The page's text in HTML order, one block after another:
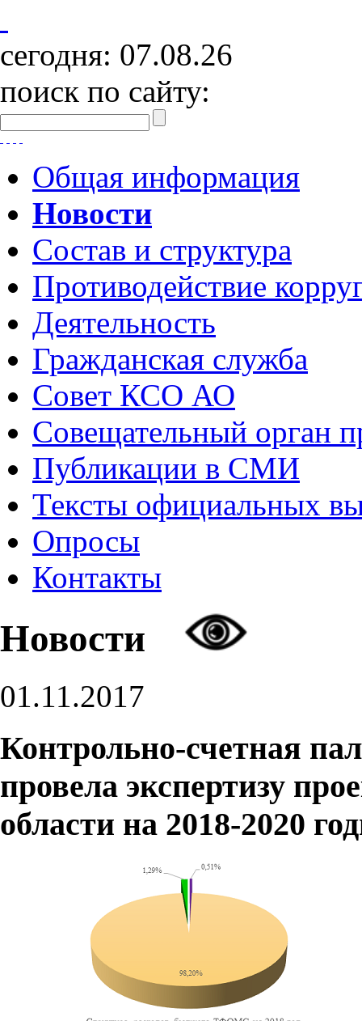
сегодня: 07.08.26
поиск по сайту:
Общая информация
Новости
Состав и структура
Противодействие
Деятельность
Гражданская служба
Совет КСО АО
Совещательный орган
Публикации в СМИ
Тексты официальных
Опросы
Контакты
Новости
01.11.2017
Контрольно-счетная
провела экспертизу
области на 2018-2020